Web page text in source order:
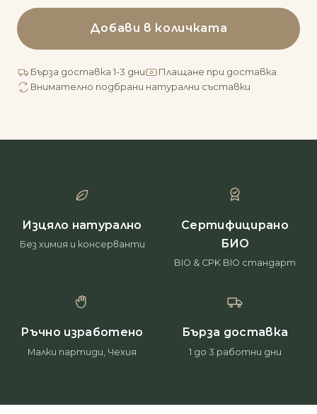
Добави в количката
Бърза доставка 1-3 дни
Плащане при доставка
Внимателно подбрани натурални съставки
Изцяло натурално
Без химия и консерванти
Сертифицирано
БИО
BIO & CPK BIO стандарт
Ръчно изработено
Малки партиди, Чехия
Бърза доставка
1 до 3 работни дни